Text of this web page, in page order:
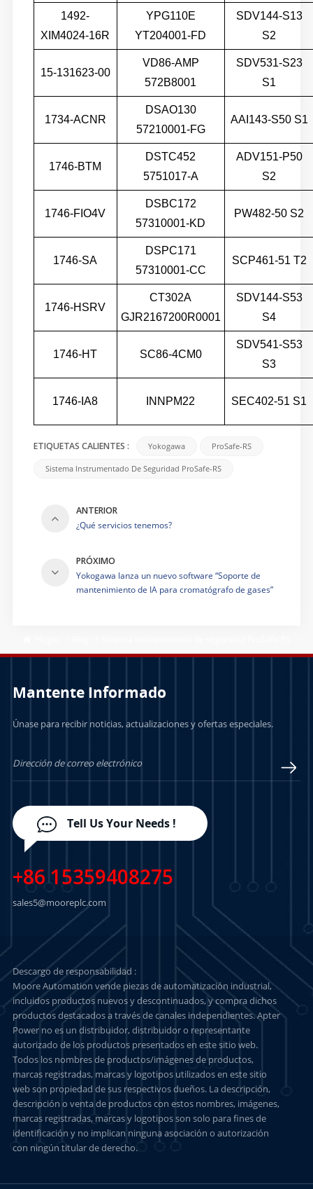
1492-
XIM4024-16R
YPG110E
YT204001-FD
SDV144-S13
S2
15-131623-00
VD86-AMP
572B8001
SDV531-S23
S1
1734-ACNR
DSAO130
57210001-FG
AAI143-S50 S1
1746-BTM
DSTC452
5751017-A
ADV151-P50
S2
1746-FIO4V
DSBC172
57310001-KD
PW482-50 S2
1746-SA
DSPC171
57310001-CC
SCP461-51 T2
1746-HSRV
CT302A
GJR2167200R0001
SDV144-S53
S4
1746-HT SC86-4CM0
SDV541-S53
S3
1746-IA8 INNPM22 SEC402-51 S1
ETIQUETAS CALIENTES : Yokogawa ProSafe-RS
Sistema Instrumentado De Seguridad ProSafe-RS
ANTERIOR
¿Qué servicios tenemos?
PRÓXIMO
Yokogawa lanza un nuevo software “Soporte de
mantenimiento de IA para cromatógrafo de gases”
Mantente Informado
Únase para recibir noticias, actualizaciones y ofertas especiales.
Tell Us Your Needs !
+86 15359408275
sales5@mooreplc.com
Descargo de responsabilidad :
Moore Automation vende piezas de automatización industrial,
incluidos productos nuevos y descontinuados, y compra dichos
productos destacados a través de canales independientes. Apter
Power no es un distribuidor, distribuidor o representante
autorizado de los productos presentados en este sitio web.
Todos los nombres de productos/imágenes de productos,
marcas registradas, marcas y logotipos utilizados en este sitio
web son propiedad de sus respectivos dueños. La descripción,
descripción o venta de productos con estos nombres, imágenes,
marcas registradas, marcas y logotipos son solo para fines de
identificación y no implican ninguna asociación o autorización
con ningún titular de derecho.